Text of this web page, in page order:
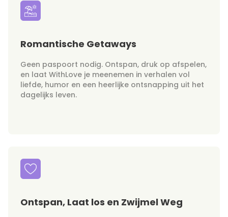
Romantische Getaways
Geen paspoort nodig. Ontspan, druk op afspelen,
en laat WithLove je meenemen in verhalen vol
liefde, humor en een heerlijke ontsnapping uit het
dagelijks leven.
Ontspan, Laat los en Zwijmel Weg